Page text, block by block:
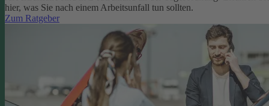
hier, was Sie nach einem Arbeitsunfall tun sollten.
Zum Ratgeber